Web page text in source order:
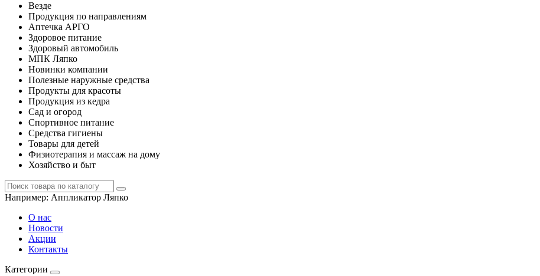
Везде
Продукция по направлениям
Аптечка АРГО
Здоровое питание
Здоровый автомобиль
МПК Ляпко
Новинки компании
Полезные наружные средства
Продукты для красоты
Продукция из кедра
Сад и огород
Спортивное питание
Средства гигиены
Товары для детей
Физиотерапия и массаж на дому
Хозяйство и быт
Например: Аппликатор Ляпко
О нас
Новости
Акции
Контакты
Категории